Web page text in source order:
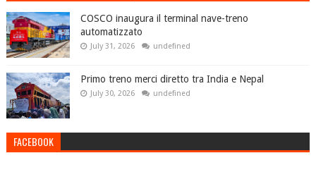
COSCO inaugura il terminal nave-treno
automatizzato
July 31, 2026 undefined
Primo treno merci diretto tra India e Nepal
July 30, 2026 undefined
FACEBOOK